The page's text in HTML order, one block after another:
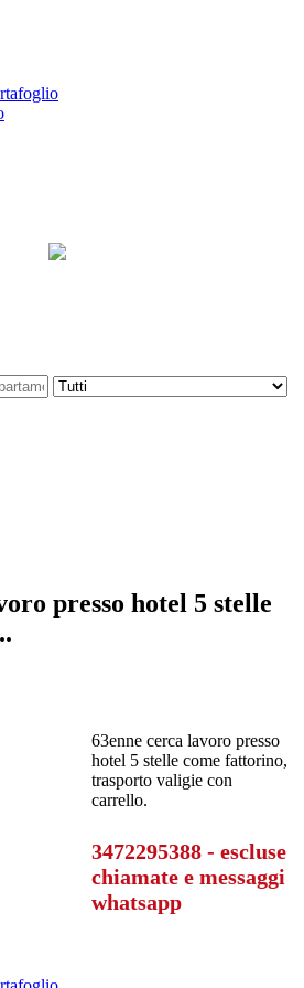
presso hotel 5 stelle
63enne cerca lavoro presso
hotel 5 stelle come fattorino,
trasporto valigie con
carrello.
3472295388 - escluse
chiamate e messaggi
whatsapp